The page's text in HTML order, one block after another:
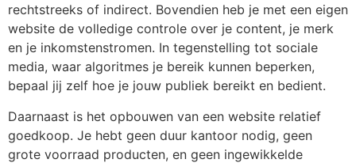
rechtstreeks of indirect. Bovendien heb je met een eigen
website de volledige controle over je content, je merk
en je inkomstenstromen. In tegenstelling tot sociale
media, waar algoritmes je bereik kunnen beperken,
bepaal jij zelf hoe je jouw publiek bereikt en bedient.
Daarnaast is het opbouwen van een website relatief
goedkoop. Je hebt geen duur kantoor nodig, geen
grote voorraad producten, en geen ingewikkelde